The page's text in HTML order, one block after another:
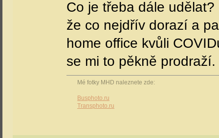
Co je třeba dále
že co nejdřív dorazí a
home office kvůli
se mi to pěkně prodraží.
Mé fotky MHD naleznete zde:
Busphoto.ru
Transphoto.ru